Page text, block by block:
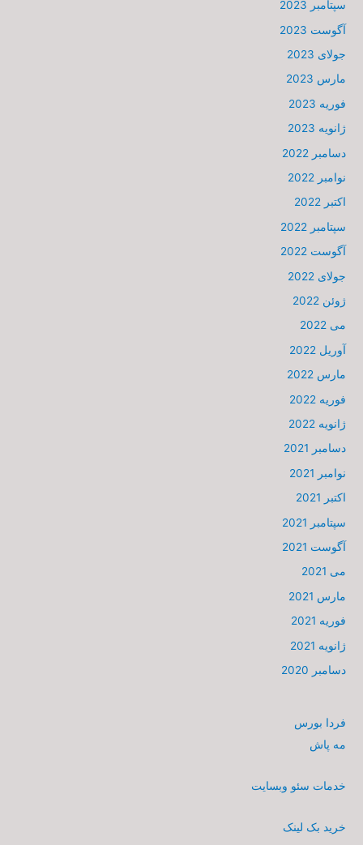
سپتامبر 2023
آگوست 2023
جولای 2023
مارس 2023
فوریه 2023
ژانویه 2023
دسامبر 2022
نوامبر 2022
اکتبر 2022
سپتامبر 2022
آگوست 2022
جولای 2022
ژوئن 2022
می 2022
آوریل 2022
مارس 2022
فوریه 2022
ژانویه 2022
دسامبر 2021
نوامبر 2021
اکتبر 2021
سپتامبر 2021
آگوست 2021
می 2021
مارس 2021
فوریه 2021
ژانویه 2021
دسامبر 2020
فردا بورس
مه پاش
خدمات سئو وبسایت
خرید بک لینک